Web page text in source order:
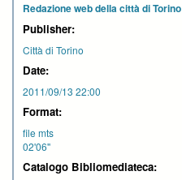
Redazione web della città di Torino
Publisher:
Città di Torino
Date:
2011/09/13 22:00
Format:
file mts
02'06''
Catalogo Bibliomediateca: